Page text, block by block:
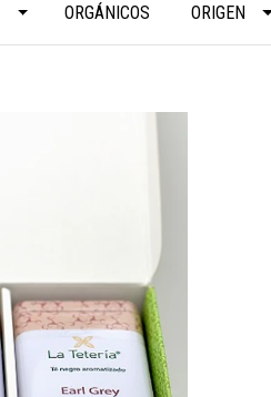
ORGÁNICOS ORIGEN